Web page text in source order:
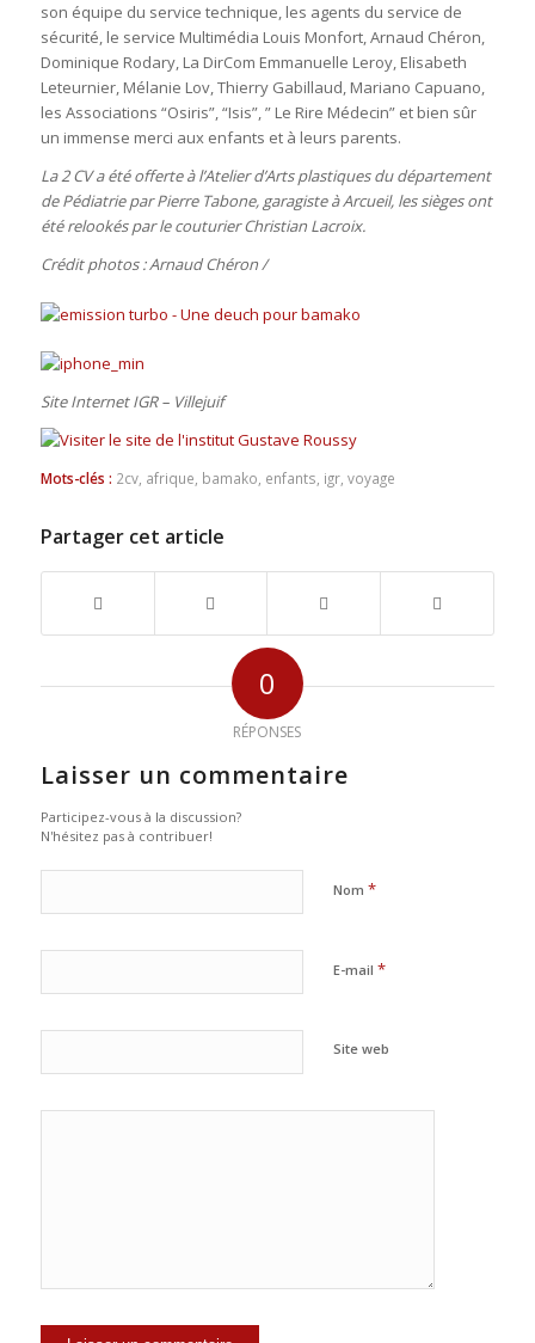
son équipe du service technique, les agents du service de
sécurité, le service Multimédia Louis Monfort, Arnaud Chéron,
Dominique Rodary, La DirCom Emmanuelle Leroy, Elisabeth
Leteurnier, Mélanie Lov, Thierry Gabillaud, Mariano Capuano,
les Associations “Osiris”, “Isis”, ” Le Rire Médecin” et bien sûr
un immense merci aux enfants et à leurs parents.
La 2 CV a été offerte à l’Atelier d’Arts plastiques du département
de Pédiatrie par Pierre Tabone, garagiste à Arcueil, les sièges ont
été relookés par le couturier Christian Lacroix.
Crédit photos : Arnaud Chéron /
Site Internet IGR – Villejuif
Mots-clés : 2cv, afrique, bamako, enfants, igr, voyage
Partager cet article
0
RÉPONSES
Laisser un commentaire
Participez-vous à la discussion?
N'hésitez pas à contribuer!
Nom *
E-mail *
Site web